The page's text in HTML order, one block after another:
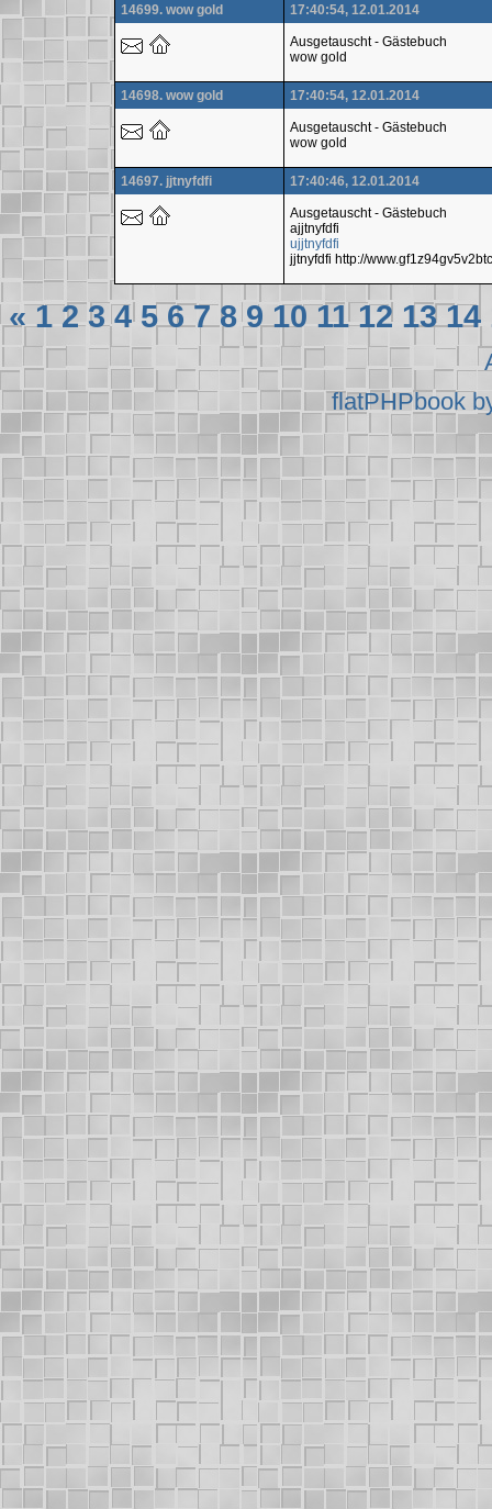
14699. wow gold 17:40:54, 12.01.2014
Ausgetauscht - Gästebuch
wow gold
14698. wow gold 17:40:54, 12.01.2014
Ausgetauscht - Gästebuch
wow gold
14697. jjtnyfdfi 17:40:46, 12.01.2014
Ausgetauscht - Gästebuch
ajjtnyfdfi
ujjtnyfdfi
jjtnyfdfi http://
« 1 2 3 4 5 6 7 8 9 10 11 12 13 14
flatPHPbook